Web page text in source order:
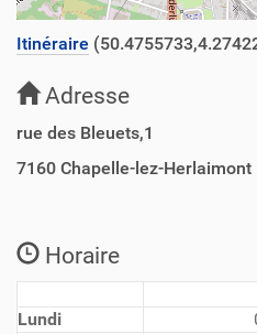
Itinéraire
Adresse
rue des Bleuets,1
7160 Chapelle-lez-Herlaimont
Horaire
Lundi